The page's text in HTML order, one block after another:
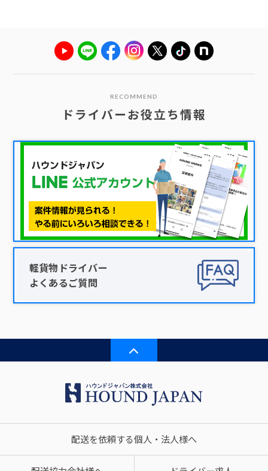
RECOMMEND
ドライバーお役立ち情報
軽貨物ドライバー
よくあるご質問
配送を依頼する個人・法人様へ